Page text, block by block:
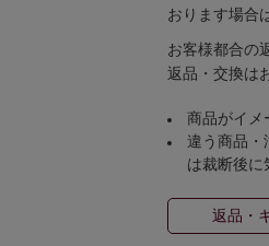
おります場合
お客様都合の
返品・交換は
商品がイメ
違う商品・
は裁断後に
返品・